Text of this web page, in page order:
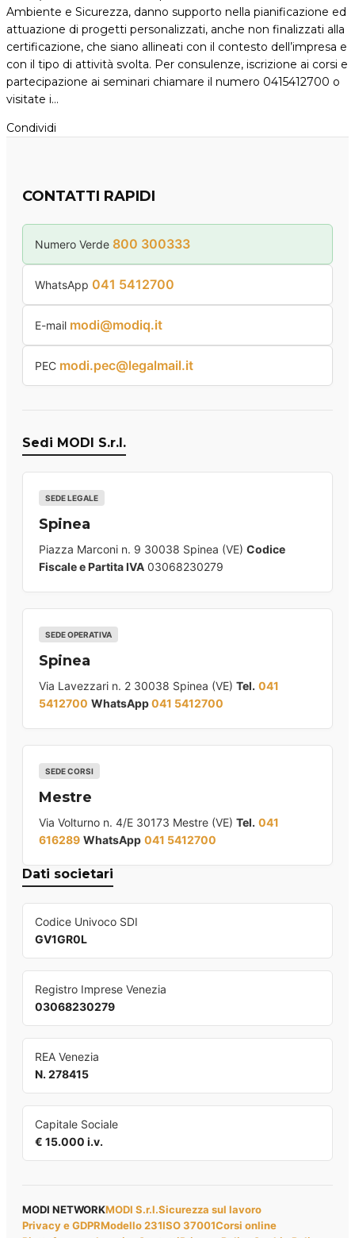
Ambiente e Sicurezza, danno supporto nella pianificazione ed
attuazione di progetti personalizzati, anche non finalizzati alla
certificazione, che siano allineati con il contesto dell’impresa e
con il tipo di attività svolta. Per consulenze, iscrizione ai corsi e
partecipazione ai seminari chiamare il numero 0415412700 o
visitate i…
Condividi
CONTATTI RAPIDI
Numero Verde 800 300333
WhatsApp 041 5412700
E-mail modi@modiq.it
PEC modi.pec@legalmail.it
Sedi MODI S.r.l.
SEDE LEGALE
Spinea
Piazza Marconi n. 9 30038 Spinea (VE) Codice
Fiscale e Partita IVA 03068230279
SEDE OPERATIVA
Spinea
Via Lavezzari n. 2 30038 Spinea (VE) Tel. 041
5412700 WhatsApp041 5412700
SEDE CORSI
Mestre
Via Volturno n. 4/E 30173 Mestre (VE) Tel. 041
616289 WhatsApp 041 5412700
Dati societari
Codice Univoco SDI
GV1GR0L
Registro Imprese Venezia
03068230279
REA Venezia
N. 278415
Capitale Sociale
€ 15.000 i.v.
MODI NETWORKMODI S.r.l.Sicurezza sul lavoro
Privacy e GDPRModello 231ISO 37001Corsi online